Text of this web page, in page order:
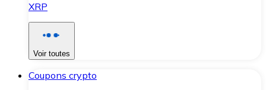
XRP
Voir toutes
Coupons crypto